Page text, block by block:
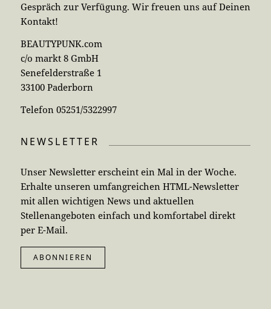
Gespräch zur Verfügung. Wir freuen uns auf Deinen
Kontakt!
BEAUTYPUNK.com
c/o markt 8 GmbH
Senefelderstraße 1
33100 Paderborn
Telefon 05251/5322997
NEWSLETTER
Unser Newsletter erscheint ein Mal in der Woche.
Erhalte unseren umfangreichen HTML-Newsletter
mit allen wichtigen News und aktuellen
Stellenangeboten einfach und komfortabel direkt
per E-Mail.
ABONNIEREN